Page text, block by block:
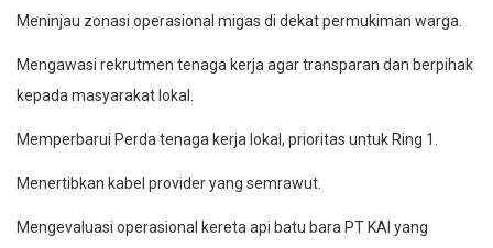
Meninjau zonasi operasional migas di dekat permukiman warga.
Mengawasi rekrutmen tenaga kerja agar transparan dan berpihak
kepada masyarakat lokal.
Memperbarui Perda tenaga kerja lokal, prioritas untuk Ring 1.
Menertibkan kabel provider yang semrawut.
Mengevaluasi operasional kereta api batu bara PT KAI yang